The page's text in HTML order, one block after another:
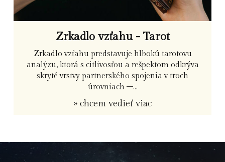
Zrkadlo vzťahu - Tarot
Zrkadlo vzťahu predstavuje hlbokú tarotovu
analýzu, ktorá s citlivosťou a rešpektom odkrýva
skryté vrstvy partnerského spojenia v troch
úrovniach –...
» chcem vedieť viac